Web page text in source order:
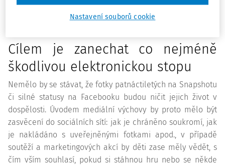
Ve vyšších patrech českého vzdělávacího systému to
Cílem je zanechat co nejméně
škodlivou elektronickou stopu
Nemělo by se stávat, že fotky patnáctiletých na Snapshotu
či silné statusy na Facebooku budou ničit jejich život v
dospělosti. Úvodem mediální výchovy by proto mělo být
zasvěcení do sociálních sítí: jak je chráněno soukromí, jak
je nakládáno s uveřejněnými fotkami apod., v případě
soutěží a marketingových akcí by děti zase měly vědět, s
čím vším souhlasí, pokud si stáhnou hru nebo se někde
Nastavení souborů cookie